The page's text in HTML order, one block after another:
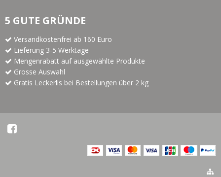
5 GUTE GRÜNDE
Versandkostenfrei ab 160 Euro
Lieferung 3-5 Werktage
Mengenrabatt auf ausgewählte Produkte
Grosse Auswahl
Gratis Leckerlis bei Bestellungen über 2 kg